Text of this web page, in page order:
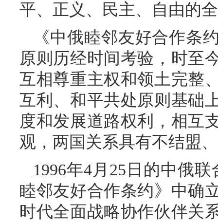
平、正义、民主、自由的
《中俄睦邻友好合作条
原则历经时间考验，时至
互相尊重主权和领土完整
互利、和平共处原则基础
度和发展道路权利，相互
观，两国关系具有不结盟
1996年4月25日的中俄
睦邻友好合作条约》中确
时代全面战略协作伙伴关